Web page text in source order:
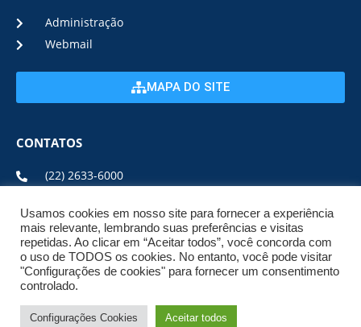
Administração
Webmail
MAPA DO SITE
CONTATOS
(22) 2633-6000
ENDEREÇO E HORÁRIO
ESTRADA DA USINA, Nº 600 CENTRO, CEP: 28950-000
DE SEGUNDA A SEXTA DE 08:00 ÀS 17:00
Usamos cookies em nosso site para fornecer a experiência
mais relevante, lembrando suas preferências e visitas
repetidas. Ao clicar em “Aceitar todos”, você concorda com
o uso de TODOS os cookies. No entanto, você pode visitar
"Configurações de cookies" para fornecer um consentimento
controlado.
Configurações Cookies Aceitar todos